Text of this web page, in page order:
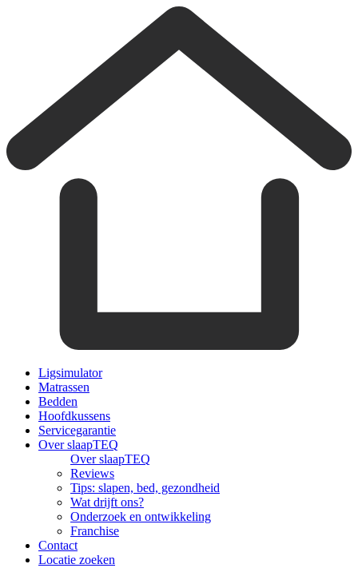
Ligsimulator
Matrassen
Bedden
Hoofdkussens
Servicegarantie
Over slaapTEQ
Over slaapTEQ
Reviews
Tips: slapen, bed, gezondheid
Wat drijft ons?
Onderzoek en ontwikkeling
Franchise
Contact
Locatie zoeken